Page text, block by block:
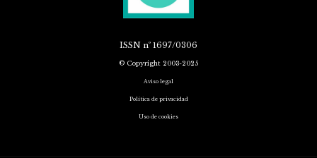
ISSN nº 1697/0306
© Copyright 2003-2025
Aviso legal
Política de privacidad
Uso de cookies